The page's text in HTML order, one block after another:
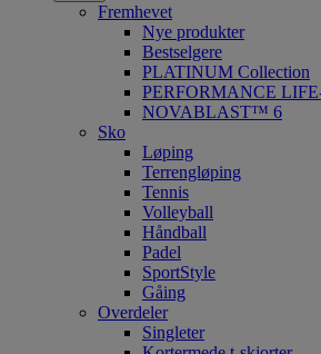
Fremhevet
Nye produkter
Bestselgere
PLATINUM Collection
PERFORMANCE
NOVABLAST™ 6
Sko
Løping
Terrengløping
Tennis
Volleyball
Håndball
Padel
SportStyle
Gåing
Overdeler
Singleter